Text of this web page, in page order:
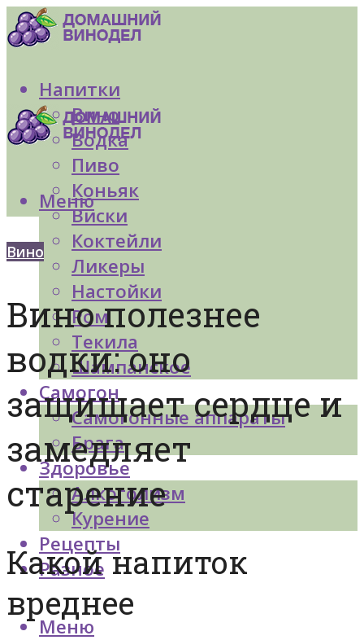
Напитки
Вино
Водка
Пиво
Коньяк
Виски
Коктейли
Ликеры
Настойки
Ром
Текила
Шампанское
Самогон
Самогонные аппараты
Брага
Здоровье
Алкоголизм
Курение
Рецепты
Разное
Меню
Меню
Вино
Вино полезнее
водки: оно
защищает сердце и
замедляет
старение
Какой напиток
вреднее